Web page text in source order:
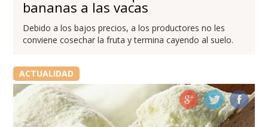
bananas a las vacas
Debido a los bajos precios, a los productores no les
conviene cosechar la fruta y termina cayendo al suelo.
ACTUALIDAD